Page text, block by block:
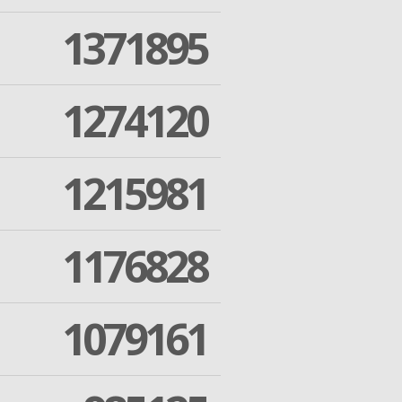
1371895
1274120
1215981
1176828
1079161